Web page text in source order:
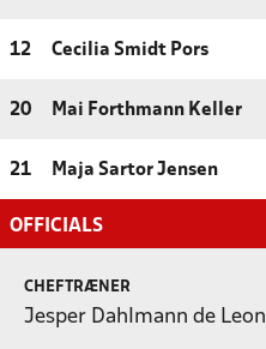
12 Cecilia Smidt Pors
20 Mai Forthmann Keller
21 Maja Sartor Jensen
OFFICIALS
CHEFTRÆNER
Jesper Dahlmann de Leon